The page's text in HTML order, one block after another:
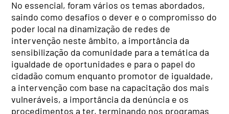
No essencial, foram vários os temas abordados,
saindo como desafios o dever e o compromisso do
poder local na dinamização de redes de
intervenção neste âmbito, a importância da
sensibilização da comunidade para a temática da
igualdade de oportunidades e para o papel do
cidadão comum enquanto promotor de igualdade,
a intervenção com base na capacitação dos mais
vulneráveis, a importância da denúncia e os
procedimentos a ter, terminando nos programas